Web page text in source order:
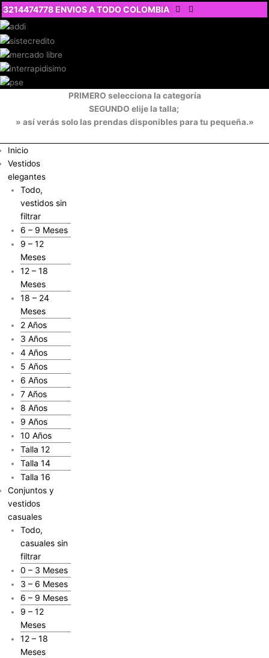
Ir
al
contenido
3214474778 ENVIOS A TODO COLOMBIA
PRIMERO selecciona la categoría
SEGUNDO elije la talla;
» así verás solo las prendas disponibles para tu pequeña.»
Inicio
Vestidos
elegantes
Todo,
vestidos sin
filtrar
6 – 9 Meses
9 – 12
Meses
12 – 18
Meses
18 – 24
Meses
2 Años
3 Años
4 Años
5 Años
6 Años
7 Años
8 Años
9 Años
10 Años
Talla 12
Talla 14
Talla 16
Conjuntos y
vestidos
casuales
Todo,
casuales sin
filtrar
0 – 3 Meses
3 – 6 Meses
6 – 9 Meses
9 – 12
Meses
12 – 18
Meses